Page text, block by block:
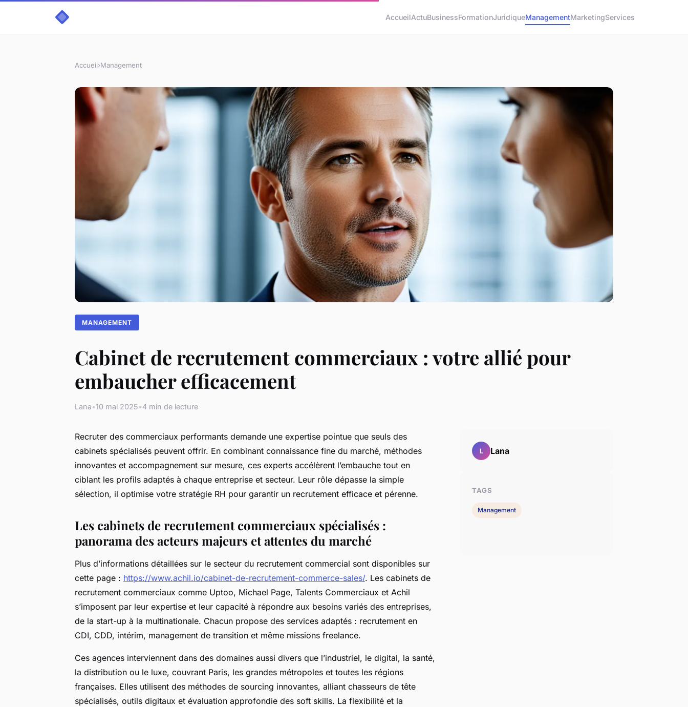
AccueilActuBusinessFormationJuridiqueManagementMarketingServices
Accueil›Management
MANAGEMENT
Cabinet de recrutement commerciaux : votre allié pour
embaucher efficacement
Lana•10 mai 2025•4 min de lecture
Recruter des commerciaux performants demande une expertise pointue que seuls des
cabinets spécialisés peuvent offrir. En combinant connaissance fine du marché, méthodes
innovantes et accompagnement sur mesure, ces experts accélèrent l’embauche tout en
ciblant les profils adaptés à chaque entreprise et secteur. Leur rôle dépasse la simple
sélection, il optimise votre stratégie RH pour garantir un recrutement efficace et pérenne.
Les cabinets de recrutement commerciaux spécialisés :
panorama des acteurs majeurs et attentes du marché
Plus d’informations détaillées sur le secteur du recrutement commercial sont disponibles sur
cette page : https://www.achil.io/cabinet-de-recrutement-commerce-sales/. Les cabinets de
recrutement commerciaux comme Uptoo, Michael Page, Talents Commerciaux et Achil
s’imposent par leur expertise et leur capacité à répondre aux besoins variés des entreprises,
de la start-up à la multinationale. Chacun propose des services adaptés : recrutement en
CDI, CDD, intérim, management de transition et même missions freelance.
Ces agences interviennent dans des domaines aussi divers que l’industriel, le digital, la santé,
la distribution ou le luxe, couvrant Paris, les grandes métropoles et toutes les régions
françaises. Elles utilisent des méthodes de sourcing innovantes, alliant chasseurs de tête
spécialisés, outils digitaux et évaluation approfondie des soft skills. La flexibilité et la
L Lana
TAGS
Management